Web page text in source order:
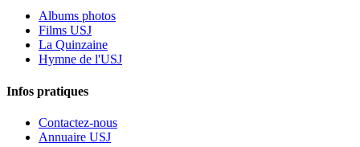
Albums photos
Films USJ
La Quinzaine
Hymne de l'USJ
Infos pratiques
Contactez-nous
Annuaire USJ